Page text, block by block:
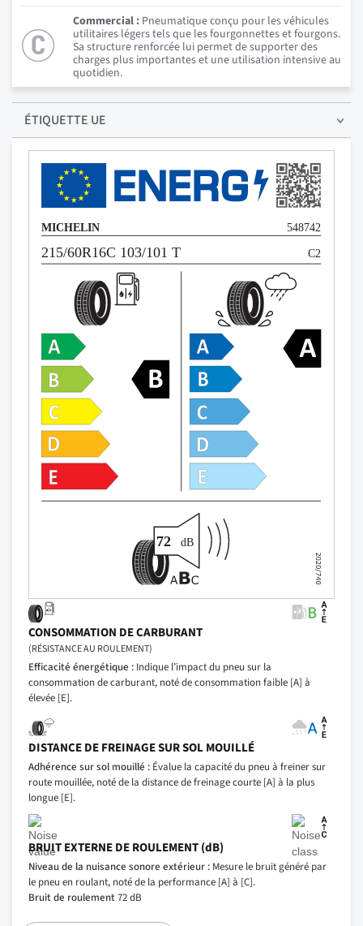
Commercial : Pneumatique conçu pour les véhicules
utilitaires légers tels que les fourgonnettes et fourgons.
Sa structure renforcée lui permet de supporter des
charges plus importantes et une utilisation intensive au
quotidien.
ÉTIQUETTE UE
CONSOMMATION DE CARBURANT
(RÉSISTANCE AU ROULEMENT)
Efficacité énergétique : Indique l’impact du pneu sur la
consommation de carburant, noté de consommation faible [A] à
élevée [E].
DISTANCE DE FREINAGE SUR SOL MOUILLÉ
Adhérence sur sol mouillé : Évalue la capacité du pneu à freiner sur
route mouillée, noté de la distance de freinage courte [A] à la plus
longue [E].
BRUIT EXTERNE DE ROULEMENT (dB)
Niveau de la nuisance sonore extérieur : Mesure le bruit généré par
le pneu en roulant, noté de la performance [A] à [C].
Bruit de roulement72 dB